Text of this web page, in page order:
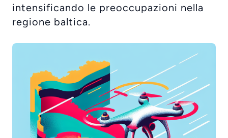
intensificando le preoccupazioni nella
regione baltica.